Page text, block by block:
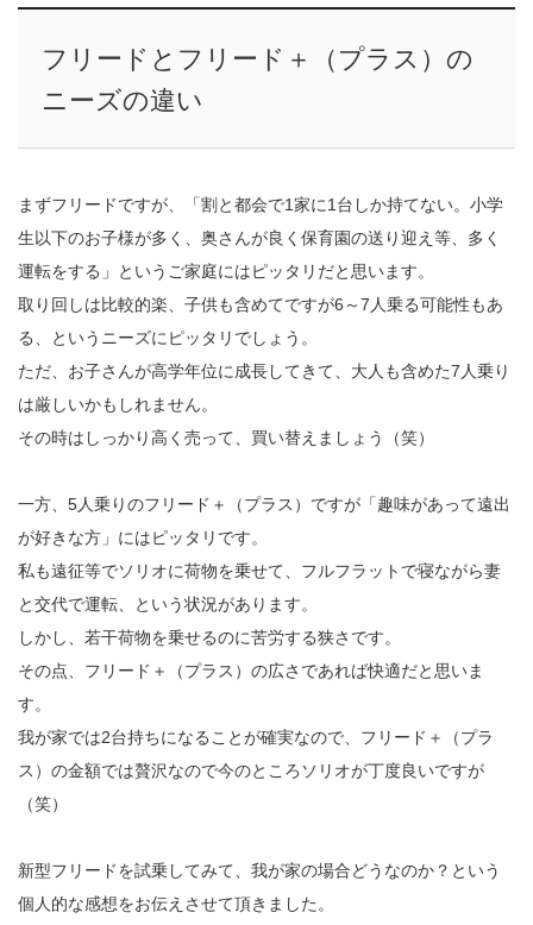
フリードとフリード＋（プラス）の
ニーズの違い
まずフリードですが、「割と都会で1家に1台しか持てない。小学
生以下のお子様が多く、奥さんが良く保育園の送り迎え等、多く
運転をする」というご家庭にはピッタリだと思います。
取り回しは比較的楽、子供も含めてですが6～7人乗る可能性もあ
る、というニーズにピッタリでしょう。
ただ、お子さんが高学年位に成長してきて、大人も含めた7人乗り
は厳しいかもしれません。
その時はしっかり高く売って、買い替えましょう（笑）
一方、5人乗りのフリード＋（プラス）ですが「趣味があって遠出
が好きな方」にはピッタリです。
私も遠征等でソリオに荷物を乗せて、フルフラットで寝ながら妻
と交代で運転、という状況があります。
しかし、若干荷物を乗せるのに苦労する狭さです。
その点、フリード＋（プラス）の広さであれば快適だと思いま
す。
我が家では2台持ちになることが確実なので、フリード＋（プラ
ス）の金額では贅沢なので今のところソリオが丁度良いですが
（笑）
新型フリードを試乗してみて、我が家の場合どうなのか？という
個人的な感想をお伝えさせて頂きました。